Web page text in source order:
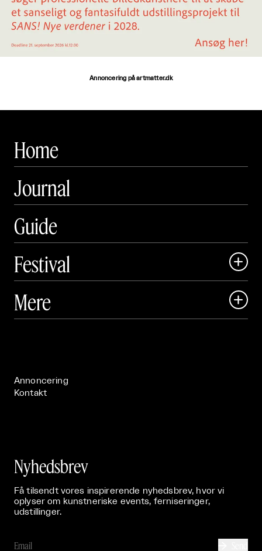
Annoncering på artmatter.dk
Home
Journal
Guide
Festival

 Art Matter Festival
Mere 
Annoncering
Kontakt
Nyhedsbrev
Få tilsendt vores inspirerende nyhedsbrev, hvor vi
oplyser om kunstneriske events, ferniseringer,
udstillinger.